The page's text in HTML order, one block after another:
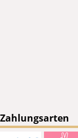
Zahlungsarten